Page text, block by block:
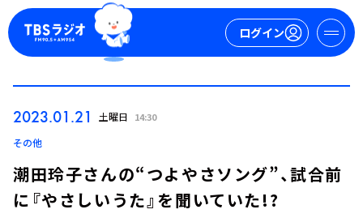
ログイン
2023.01.21 土曜日 14:30
その他
潮田玲子さんの“つよやさソング”、試合前
に『やさしいうた』を聞いていた!?